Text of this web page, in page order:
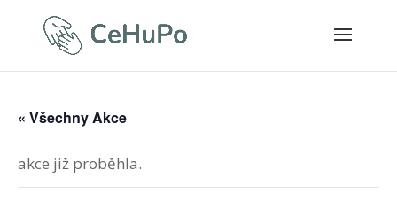
« Všechny Akce
akce již proběhla.